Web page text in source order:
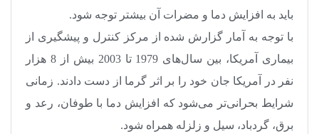
باید به افزایش دما و مضرات آن بیشتر توجه شود.
با توجه به آمار گزارش شده از مرکز کنترل و پیشگیری از
بیماری آمریکا، بین سال‌های 1979 تا 2003 بیش از 8 هزار
نفر در آمریکا جان خود را بر اثر گرما از دست دادند. زمانی
شرایط بحرانی‌تر می‌شود که افزایش دما با طوفان، رعد و
برق، گردباد، سیل و زلزله همراه شود.